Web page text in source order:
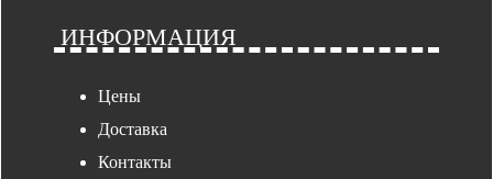
ИНФОРМАЦИЯ
Цены
Доставка
Контакты